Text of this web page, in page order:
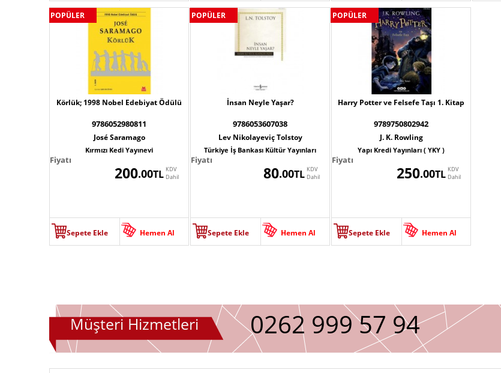
POPÜLER
Körlük; 1998 Nobel Edebiyat Ödülü
9786052980811
José Saramago
Kırmızı Kedi Yayınevi
Fiyatı
KDV
Dahil
TL
.00
200
Hemen Al
Sepete Ekle
POPÜLER
İnsan Neyle Yaşar?
9786053607038
Lev Nikolayeviç Tolstoy
Türkiye İş Bankası Kültür Yayınları
Fiyatı
KDV
Dahil
TL
.00
80
Hemen Al
Sepete Ekle
POPÜLER
Harry Potter ve Felsefe Taşı 1. Kitap
9789750802942
J. K. Rowling
Yapı Kredi Yayınları ( YKY )
Fiyatı
KDV
Dahil
TL
.00
250
Hemen Al
Sepete Ekle
Müşteri Hizmetleri 0262 999 57 94